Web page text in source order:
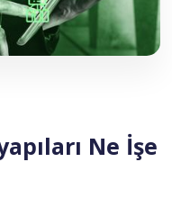
Ne İşe